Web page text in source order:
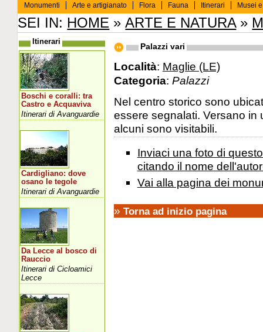
Monumenti
Arte e artigianato Flora Fauna Itinerari Musei
SEI IN: HOME »ARTE E NATURA»
Palazzi vari
Località: Maglie (LE)
Categoria: Palazzi
Nel centro storico sono
essere segnalati. Versano in
alcuni sono visitabili.
Inviaci una foto di
citando il nome
Vai alla pagina dei
» Torna ad inizio pagina
Itinerari
Boschi e coralli: tra
Castro e Acquaviva
Itinerari di Avanguardie
Cardigliano: dove
osano le tegole
Itinerari di Avanguardie
Da Lecce al bosco di
Rauccio
Itinerari di Cicloamici
Lecce